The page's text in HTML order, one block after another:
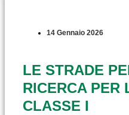
14 Gennaio 2026
LE STRADE
RICERCA PER
CLASSE I